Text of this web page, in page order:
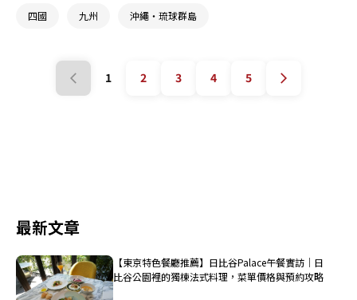
四國 九州 沖繩・琉球群島
1 2 3 4 5
最新文章
【東京特色餐廳推薦】日比谷Palace午餐實訪｜日
比谷公園裡的獨棟法式料理，菜單價格與預約攻略